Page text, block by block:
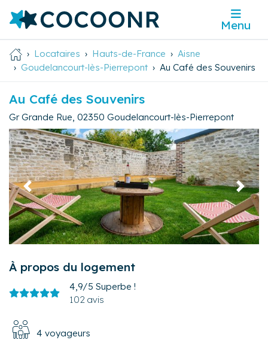
Menu
Locataires Hauts-de-France
Aisne
Goudelancourt-lès-Pierrepont
Au Café des Souvenirs
Au Café des Souvenirs
Gr Grande Rue 02350 Goudelancourt-lès-Pierrepont
Précédent
À propos du logement
4,9/5 Superbe !
102 avis
4 voyageurs